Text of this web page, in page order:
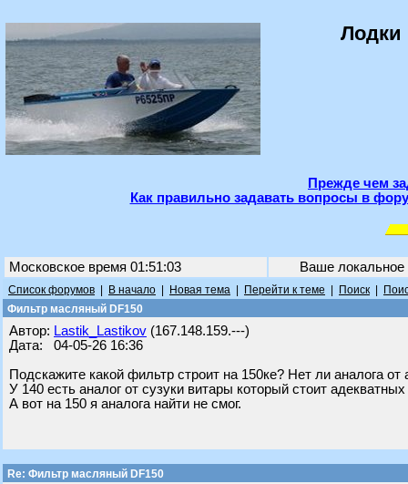
Лодки
Прежде чем
Как правильно задавать вопросы в
Московское время 01:51:03 Ваше
Список форумов В начало Новая тема Перейти к теме Поиск
Фильтр масляный DF150
Автор: Lastik_Lastikov (167.148.159.---)
Дата: 04-05-26 16:36
Подскажите какой фильтр строит на 150ке? Нет ли аналога от
У 140 есть аналог от сузуки витары который стоит
А вот на 150 я аналога найти не смог.
Re: Фильтр масляный DF150